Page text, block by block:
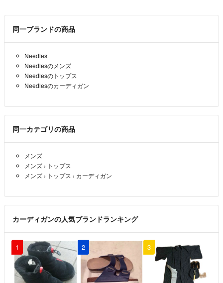
同一ブランドの商品
Needles
Needlesのメンズ
Needlesのトップス
Needlesのカーディガン
同一カテゴリの商品
メンズ
メンズ › トップス
メンズ › トップス › カーディガン
カーディガンの人気ブランドランキング
1 2 3